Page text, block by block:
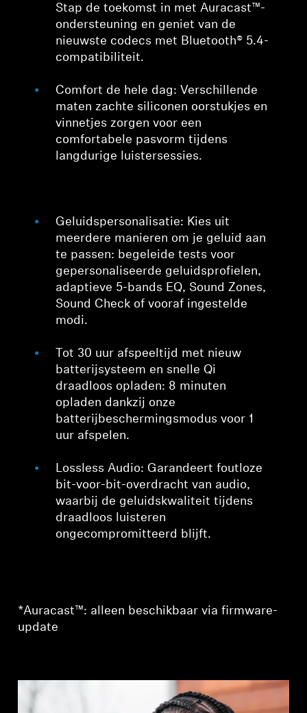
Stap de toekomst in met Auracast™-
ondersteuning en geniet van de
nieuwste codecs met Bluetooth® 5.4-
compatibiliteit.
Comfort de hele dag: Verschillende
maten zachte siliconen oorstukjes en
vinnetjes zorgen voor een
comfortabele pasvorm tijdens
langdurige luistersessies.
Geluidspersonalisatie: Kies uit
meerdere manieren om je geluid aan
te passen: begeleide tests voor
gepersonaliseerde geluidsprofielen,
adaptieve 5-bands EQ, Sound Zones,
Sound Check of vooraf ingestelde
modi.
Tot 30 uur afspeeltijd met nieuw
batterijsysteem en snelle Qi
draadloos opladen: 8 minuten
opladen dankzij onze
batterijbeschermingsmodus voor 1
uur afspelen.
Lossless Audio: Garandeert foutloze
bit-voor-bit-overdracht van audio,
waarbij de geluidskwaliteit tijdens
draadloos luisteren
ongecompromitteerd blijft.
*Auracast™: alleen beschikbaar via firmware-
update